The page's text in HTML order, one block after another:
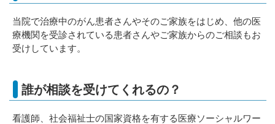
当院で治療中のがん患者さんやそのご家族をはじめ、他の医
療機関を受診されている患者さんやご家族からのご相談もお
受けしています。
誰が相談を受けてくれるの？
看護師、社会福祉士の国家資格を有する医療ソーシャルワー